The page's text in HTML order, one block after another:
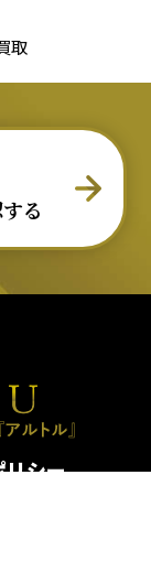
取
る
リシー